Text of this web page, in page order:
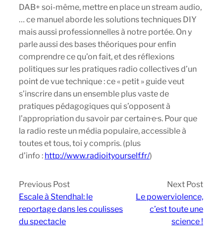
DAB+ soi-même, mettre en place un stream audio,
… ce manuel aborde les solutions techniques DIY
mais aussi professionnelles à notre portée. On y
parle aussi des bases théoriques pour enfin
comprendre ce qu’on fait, et des réflexions
politiques sur les pratiques radio collectives d’un
point de vue technique : ce « petit » guide veut
s’inscrire dans un ensemble plus vaste de
pratiques pédagogiques qui s’opposent à
l’appropriation du savoir par certain·e·s. Pour que
la radio reste un média populaire, accessible à
toutes et tous, toi y compris. (plus
d’info : http://www.radioityourself.fr/)
Previous Post
Escale à Stendhal: le
reportage dans les coulisses
du spectacle
Next Post
Le powerviolence,
c’est toute une
science !